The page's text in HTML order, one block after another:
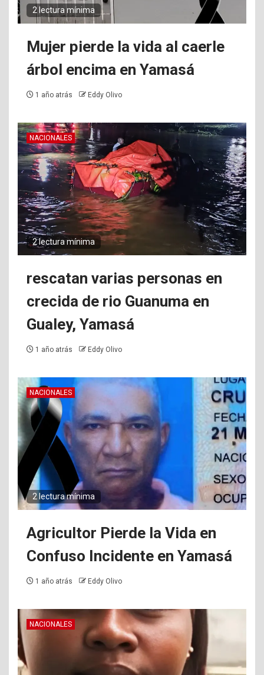
2 lectura mínima
Mujer pierde la vida al caerle
árbol encima en Yamasá
1 año atrás Eddy Olivo
NACIONALES
2 lectura mínima
rescatan varias personas en
crecida de rio Guanuma en
Gualey, Yamasá
1 año atrás Eddy Olivo
NACIONALES
2 lectura mínima
Agricultor Pierde la Vida en
Confuso Incidente en Yamasá
1 año atrás Eddy Olivo
NACIONALES